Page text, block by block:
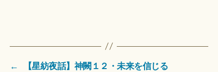
←
【星紡夜話】神闕１２・未来を信じる